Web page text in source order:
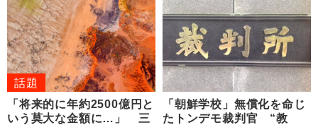
話題
「将来的に年約2500億円と
いう莫大な金額に…」 三
「朝鮮学校」無償化を命じ
たトンデモ裁判官 “教